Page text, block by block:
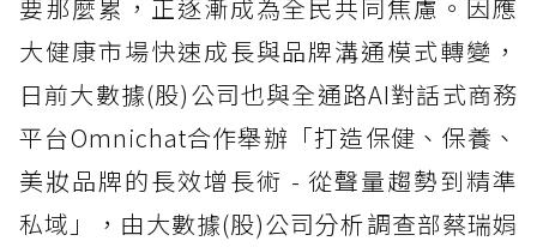
要那麼累，正逐漸成為全民共同焦慮。因應
大健康市場快速成長與品牌溝通模式轉變，
日前大數據(股)公司也與全通路AI對話式商務
平台Omnichat合作舉辦「打造保健、保養、
美妝品牌的長效增長術 - 從聲量趨勢到精準
私域」，由大數據(股)公司分析調查部蔡瑞娟